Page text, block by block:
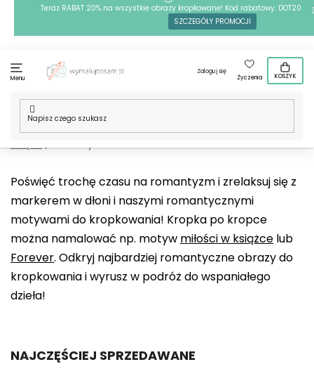
Teraz RABAT 20% na wszystkie obrazy kropkowane! Kod rabatowy: DOT20
SZCZEGÓŁY PROMOCJI
Menu
Zaloguj się
Życzenia
KOSZYK
Home
Poświęć trochę czasu na romantyzm i zrelaksuj się z
markerem w dłoni i naszymi romantycznymi
motywami do kropkowania! Kropka po kropce
można namalować np. motyw miłości w książce lub
Forever. Odkryj najbardziej romantyczne obrazy do
kropkowania i wyrusz w podróż do wspaniałego
dzieła!
NAJCZĘŚCIEJ SPRZEDAWANE